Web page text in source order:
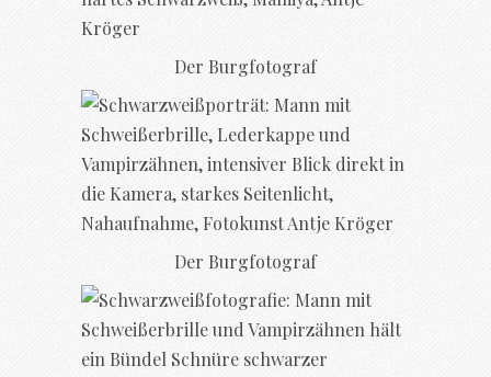
Der Burgfotograf
Der Burgfotograf